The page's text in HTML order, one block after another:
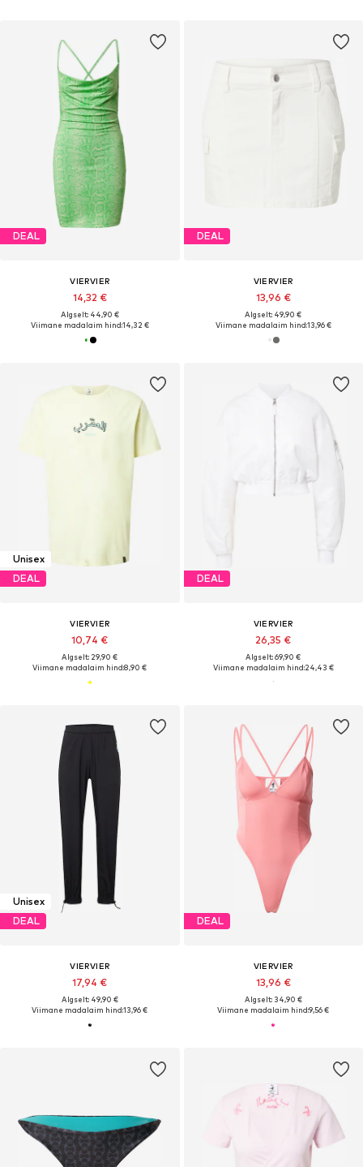
DEAL
VIERVIER
14,32 €
Algselt: 44,90 €
Viimane madalaim hind:14,32 €
DEAL
VIERVIER
13,96 €
Algselt: 49,90 €
Viimane madalaim hind:13,96 €
Unisex
DEAL
VIERVIER
10,74 €
Algselt: 29,90 €
Viimane madalaim hind:8,90 €
DEAL
VIERVIER
26,35 €
Algselt: 69,90 €
Viimane madalaim hind:24,43 €
Unisex
DEAL
VIERVIER
17,94 €
Algselt: 49,90 €
Viimane madalaim hind:13,96 €
DEAL
VIERVIER
13,96 €
Algselt: 34,90 €
Viimane madalaim hind:9,56 €